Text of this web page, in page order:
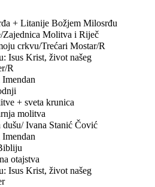
+ Litanije Božjem Milosrđu
Zajednica Molitva i Riječ
crkvu/Trećari Mostar/R
Isus Krist, život našeg
R
+ sveta krunica
molitva
Ivana Stanić Čović
otajstva
Isus Krist, život našeg